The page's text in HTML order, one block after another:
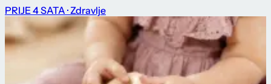
PRIJE 4 SATA · Zdravlje